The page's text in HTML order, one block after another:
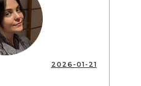
2026-01-21